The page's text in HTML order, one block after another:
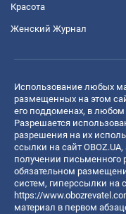
Красота
Женский Журнал
Использование любых
размещенных на этом
его поддоменах, в любом
Разрешается
разрешения на их
ссылки на сайт
получении письменного
обязательном
систем, гиперссылки на
https://
материал в первом